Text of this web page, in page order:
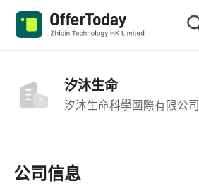
汐沐生命
汐沐生命科學國際有限公司
公司信息